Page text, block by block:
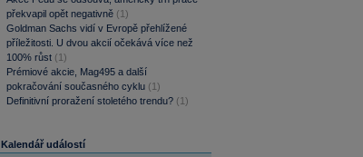
překvapil opět negativně (1)
Goldman Sachs vidí v Evropě přehlížené
příležitosti. U dvou akcií očekává více než
100% růst (1)
Prémiové akcie, Mag495 a další
pokračování současného cyklu (1)
Definitivní proražení stoletého trendu? (1)
Kalendář událostí